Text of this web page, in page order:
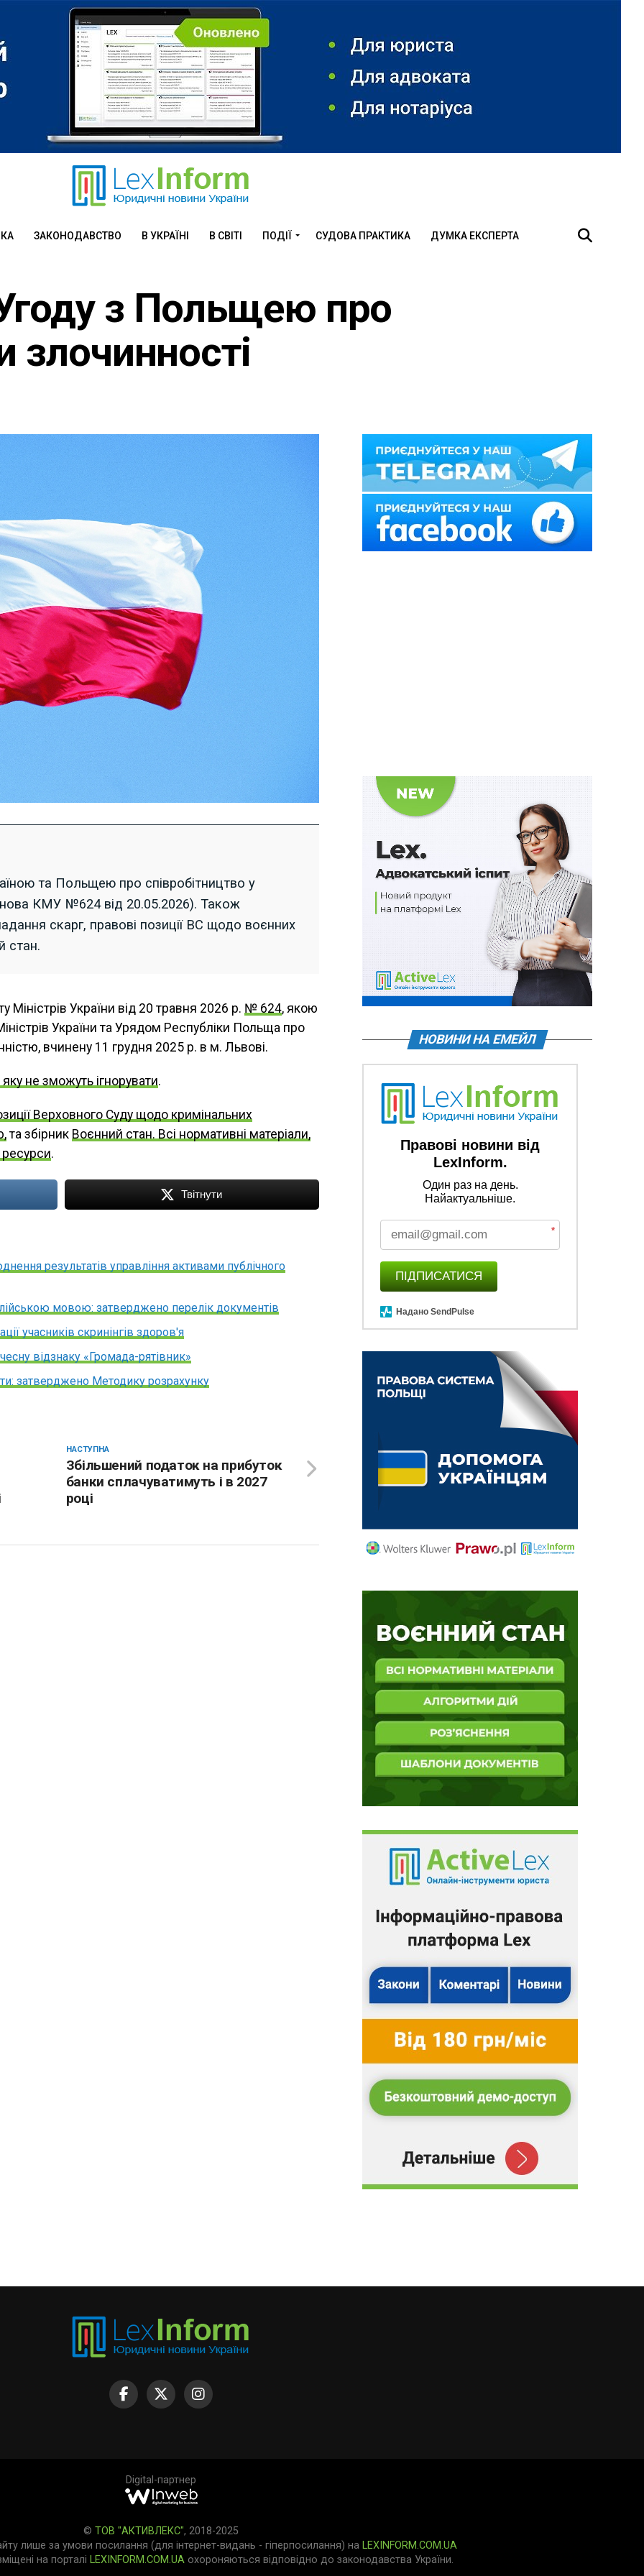
ЗАКОНОДАВСТВО В УКРАЇНІ В СВІТІ ПОДІЇ СУДОВА ПРАКТИКА ДУМКА ЕКСПЕРТА
з Польщею про
злочинності
та Польщею про співробітництво у
КМУ №624 від 20.05.2026). Також
скарг, правові позиції ВС щодо воєнних
стан.
Міністрів України від 20 травня 2026 р. № 624, якою
України та Урядом Республіки Польща про
вчинену 11 грудня 2025 р. в м. Львові.
не зможуть ігнорувати.
Верховного Суду щодо кримінальних
та збірник Воєнний стан. Всі нормативні матеріали,
ресурси.
Твітнути
результатів управління активами публічного
мовою: затверджено перелік документів
учасників скринінгів здоров'я
відзнаку «Громада-рятівник»
затверджено Методику розрахунку
НАСТУПНА
Збільшений податок на прибуток
банки сплачуватимуть і в 2027
році
НОВИНИ НА ЕМЕЙЛ
Правові новини від
LexInform.
Один раз на день.
Найактуальніше.
*
ПІДПИСАТИСЯ
Надано SendPulse
Digital-партнер
© ТОВ "АКТИВЛЕКС", 2018-2025
лише за умови посилання (для інтернет-видань - гіперпосилання) на LEXINFORM.COM.UA
на порталі LEXINFORM.COM.UA охороняються відповідно до законодавства України.